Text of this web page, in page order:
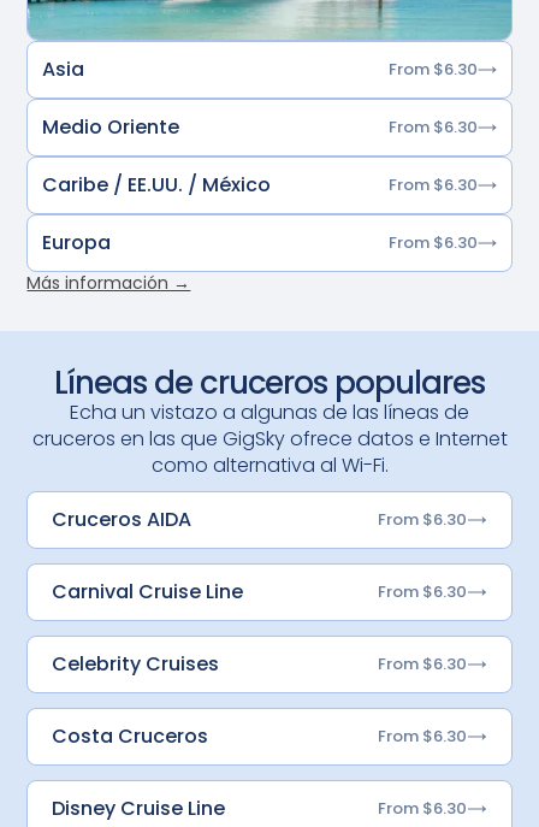
Asia From $6.30
Medio Oriente From $6.30
Caribe / EE.UU. / México From $6.30
Europa From $6.30
Más información →
Líneas de cruceros populares
Echa un vistazo a algunas de las líneas de
cruceros en las que GigSky ofrece datos e Internet
como alternativa al Wi-Fi.
Cruceros AIDA
From $6.30
Carnival Cruise Line From $6.30
Celebrity Cruises From $6.30
Costa Cruceros From $6.30
Disney Cruise Line From $6.30